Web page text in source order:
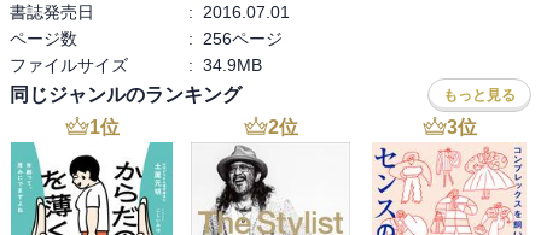
書誌発売日
:
2016.07.01
ページ数
:
256ページ
ファイルサイズ
: 34.9MB
同じジャンルのランキング もっと見る
1位 2位 3位